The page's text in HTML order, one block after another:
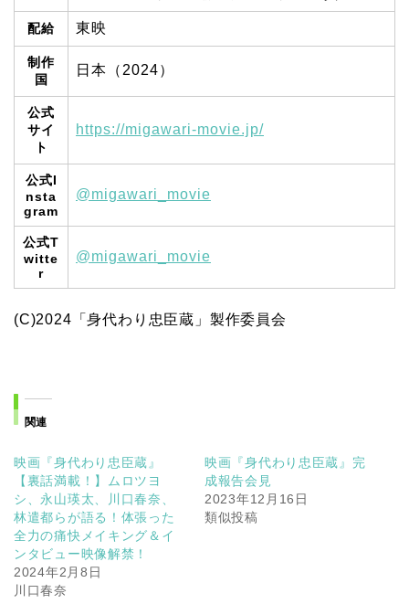
配給 東映
制作
国
日本（2024）
公式
サイ
ト
https://migawari-movie.jp/
公式I
nsta
gram
@migawari_movie
公式T
witte
r
@migawari_movie
(C)2024「身代わり忠臣蔵」製作委員会
関連
映画『身代わり忠臣蔵』
【裏話満載！】ムロツヨ
シ、永山瑛太、川口春奈、
林遣都らが語る！体張った
全力の痛快メイキング＆イ
ンタビュー映像解禁！
2024年2月8日
川口春奈
映画『身代わり忠臣蔵』完
成報告会見
2023年12月16日
類似投稿